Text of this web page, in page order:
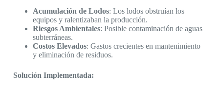
Acumulación de Lodos: Los lodos obstruían los
equipos y ralentizaban la producción.
Riesgos Ambientales: Posible contaminación de aguas
subterráneas.
Costos Elevados: Gastos crecientes en mantenimiento
y eliminación de residuos.
Solución Implementada: